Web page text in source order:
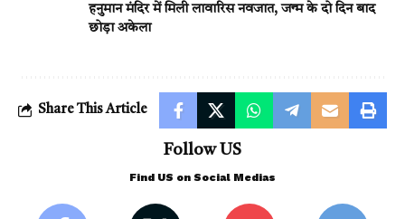
हनुमान मंदिर में मिली लावारिस नवजात, जन्म के दो दिन बाद
छोड़ा अकेला
Share This Article
Follow US
Find US on Social Medias